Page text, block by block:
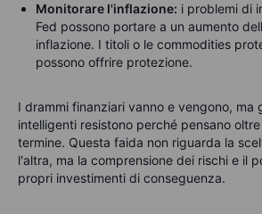
Monitorare l'inflazione: i problemi di
Fed possono portare a un aumento
inflazione. I titoli o le commodities
possono offrire protezione.
I drammi finanziari vanno e vengono, ma
intelligenti resistono perché pensano
termine. Questa faida non riguarda la
l'altra, ma la comprensione dei rischi e il
propri investimenti di conseguenza.